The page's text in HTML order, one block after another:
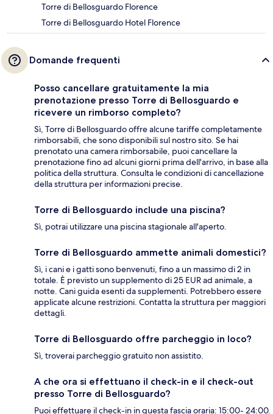
Torre di Bellosguardo Florence
Torre di Bellosguardo Hotel Florence
Domande frequenti
Posso cancellare gratuitamente la mia
prenotazione presso Torre di Bellosguardo e
ricevere un rimborso completo?
Sì, Torre di Bellosguardo offre alcune tariffe completamente
rimborsabili, che sono disponibili sul nostro sito. Se hai
prenotato una camera rimborsabile, puoi cancellare la
prenotazione fino ad alcuni giorni prima dell'arrivo, in base alla
politica della struttura. Consulta le condizioni di cancellazione
della struttura per informazioni precise.
Torre di Bellosguardo include una piscina?
Sì, potrai utilizzare una piscina stagionale all'aperto.
Torre di Bellosguardo ammette animali domestici?
Sì, i cani e i gatti sono benvenuti, fino a un massimo di 2 in
totale. È previsto un supplemento di 25 EUR ad animale, a
notte. Cani guida esenti da supplementi. Potrebbero essere
applicate alcune restrizioni. Contatta la struttura per maggiori
dettagli.
Torre di Bellosguardo offre parcheggio in loco?
Sì, troverai parcheggio gratuito non assistito.
A che ora si effettuano il check-in e il check-out
presso Torre di Bellosguardo?
Puoi effettuare il check-in in questa fascia oraria: 15:00- 24:00.